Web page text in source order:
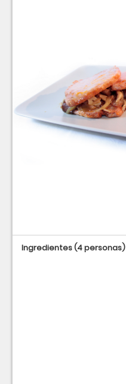
Ingredientes(4 personas)